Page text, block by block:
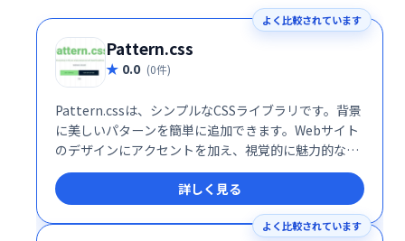
よく比較されています
Pattern.css
0.0 (0件)
Pattern.cssは、シンプルなCSSライブラリです。背景
に美しいパターンを簡単に追加できます。Webサイト
のデザインにアクセントを加え、視覚的に魅力的な空
間を演出したい方におすすめです。軽量で使いやすい
ので、手軽に導入できます。
詳しく見る
よく比較されています